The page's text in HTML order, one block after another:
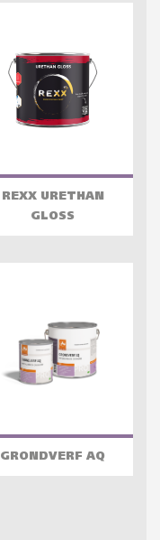
REXX URETHAN
GLOSS
GRONDVERF AQ